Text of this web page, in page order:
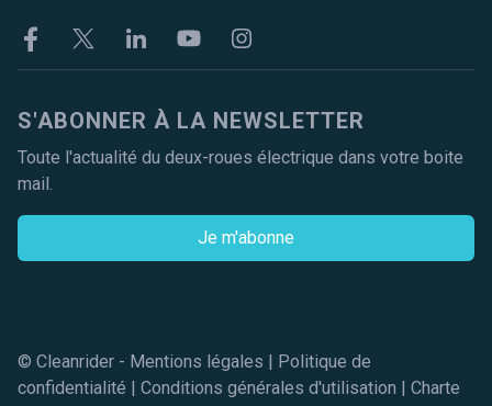
FacebookTwitter LinkekinYoutubeInstagram
S'ABONNER À LA NEWSLETTER
Toute l'actualité du deux-roues électrique dans votre boite
mail.
Je m'abonne
© Cleanrider - Mentions légales | Politique de
confidentialité | Conditions générales d'utilisation | Charte